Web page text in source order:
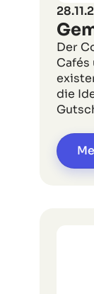
Der
Cafés
die